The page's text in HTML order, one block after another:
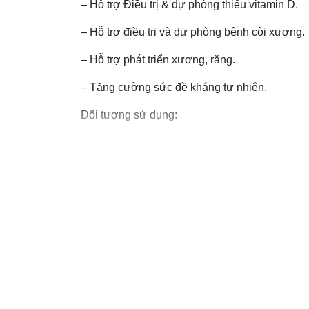
– Hỗ trợ Điều trị & dự phòng thiếu vitamin D.
– Hỗ trợ điều trị và dự phòng bệnh còi xương.
– Hỗ trợ phát triển xương, răng.
– Tăng cường sức đề kháng tự nhiên.
Đối tượng sử dụng: